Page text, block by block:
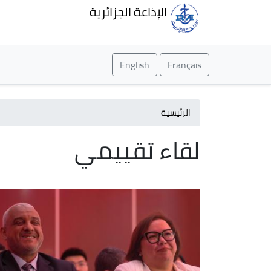
الإذاعة الجزائرية
Français
English
الرئيسية
لقاء تقييمي